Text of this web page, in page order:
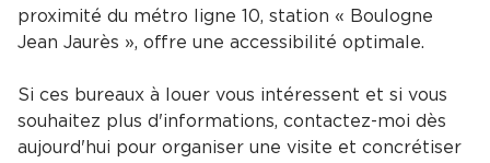
proximité du métro ligne 10, station « Boulogne
Jean Jaurès », offre une accessibilité optimale.
Si ces bureaux à louer vous intéressent et si vous
souhaitez plus d'informations, contactez-moi dès
aujourd'hui pour organiser une visite et concrétiser